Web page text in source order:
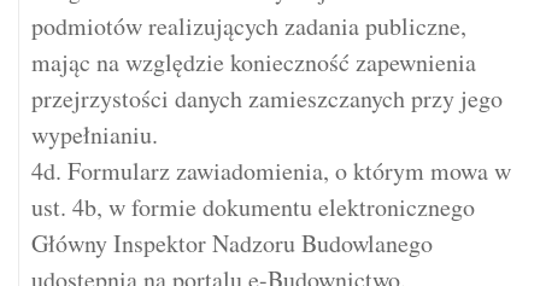
podmiotów realizujących zadania publiczne,
mając na względzie konieczność zapewnienia
przejrzystości danych zamieszczanych przy jego
wypełnianiu.
4d. Formularz zawiadomienia, o którym mowa w
ust. 4b, w formie dokumentu elektronicznego
Główny Inspektor Nadzoru Budowlanego